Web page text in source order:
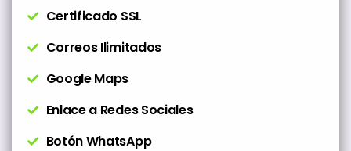
Certificado SSL
Correos Ilimitados
Google Maps
Enlace a Redes Sociales
Botón WhatsApp